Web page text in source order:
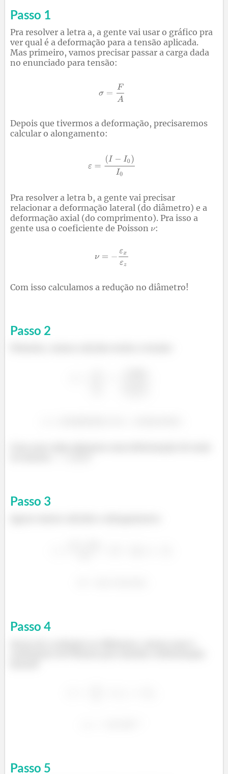
Passo 1
Pra resolver a letra a, a gente vai usar o gráfico pra
ver qual é a deformação para a tensão aplicada.
Mas primeiro, vamos precisar passar a carga dada
no enunciado para tensão:
Depois que tivermos a deformação, precisaremos
calcular o alongamento:
Pra resolver a letra b, a gente vai precisar
relacionar a deformação lateral (do diâmetro) e a
deformação axial (do comprimento). Pra isso a
gente usa o coeficiente de Poisson
:
Com isso calculamos a redução no diâmetro!
Passo 2
Passo 3
Passo 4
Passo 5